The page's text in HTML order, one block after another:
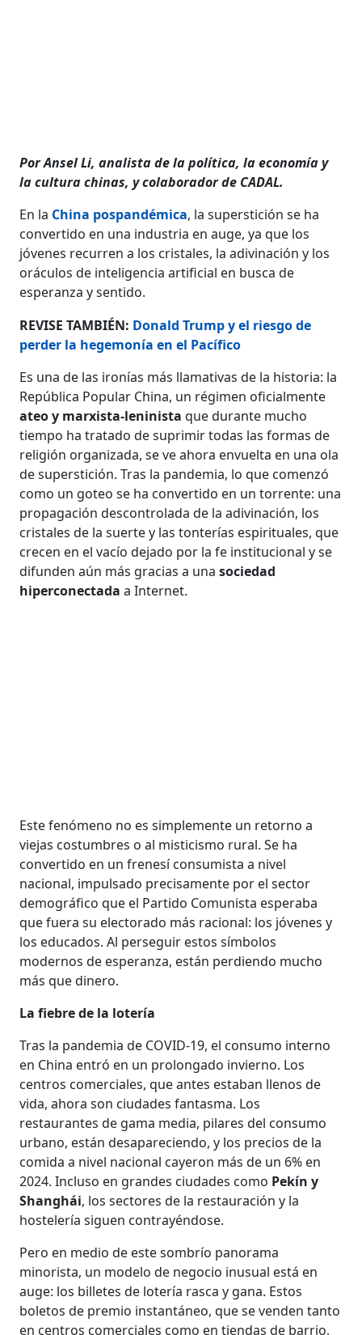
Por Ansel Li, analista de la política, la economía y
la cultura chinas, y colaborador de CADAL.
En la China pospandémica, la superstición se ha
convertido en una industria en auge, ya que los
jóvenes recurren a los cristales, la adivinación y los
oráculos de inteligencia artificial en busca de
esperanza y sentido.
REVISE TAMBIÉN: Donald Trump y el riesgo de
perder la hegemonía en el Pacífico
Es una de las ironías más llamativas de la historia: la
República Popular China, un régimen oficialmente
ateo y marxista-leninista que durante mucho
tiempo ha tratado de suprimir todas las formas de
religión organizada, se ve ahora envuelta en una ola
de superstición. Tras la pandemia, lo que comenzó
como un goteo se ha convertido en un torrente: una
propagación descontrolada de la adivinación, los
cristales de la suerte y las tonterías espirituales, que
crecen en el vacío dejado por la fe institucional y se
difunden aún más gracias a unasociedad
hiperconectada a Internet.
Este fenómeno no es simplemente un retorno a
viejas costumbres o al misticismo rural. Se ha
convertido en un frenesí consumista a nivel
nacional, impulsado precisamente por el sector
demográfico que el Partido Comunista esperaba
que fuera su electorado más racional: los jóvenes y
los educados. Al perseguir estos símbolos
modernos de esperanza, están perdiendo mucho
más que dinero.
La fiebre de la lotería
Tras la pandemia de COVID-19, el consumo interno
en China entró en un prolongado invierno. Los
centros comerciales, que antes estaban llenos de
vida, ahora son ciudades fantasma. Los
restaurantes de gama media, pilares del consumo
urbano, están desapareciendo, y los precios de la
comida a nivel nacional cayeron más de un 6% en
2024. Incluso en grandes ciudades como Pekín y
Shanghái, los sectores de la restauración y la
hostelería siguen contrayéndose.
Pero en medio de este sombrío panorama
minorista, un modelo de negocio inusual está en
auge: los billetes de lotería rasca y gana. Estos
boletos de premio instantáneo, que se venden tanto
en centros comerciales como en tiendas de barrio,